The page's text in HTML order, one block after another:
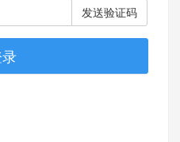
发送验证码